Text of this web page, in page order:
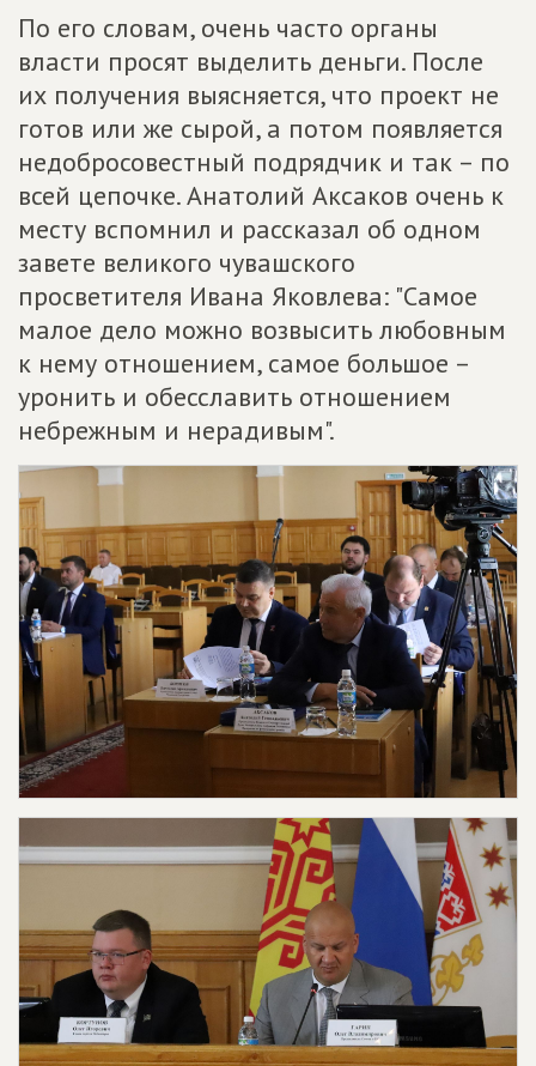
По его словам, очень часто органы
власти просят выделить деньги. После
их получения выясняется, что проект не
готов или же сырой, а потом появляется
недобросовестный подрядчик и так – по
всей цепочке. Анатолий Аксаков очень к
месту вспомнил и рассказал об одном
завете великого чувашского
просветителя Ивана Яковлева: "Самое
малое дело можно возвысить любовным
к нему отношением, самое большое –
уронить и обесславить отношением
небрежным и нерадивым".